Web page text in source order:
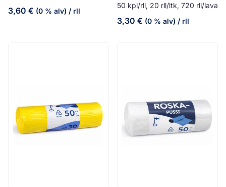
3,60 € (0 % alv) / rll
50 kpl/rll, 20 rll/ltk, 720 rll/lava
3,30 € (0 % alv) / rll